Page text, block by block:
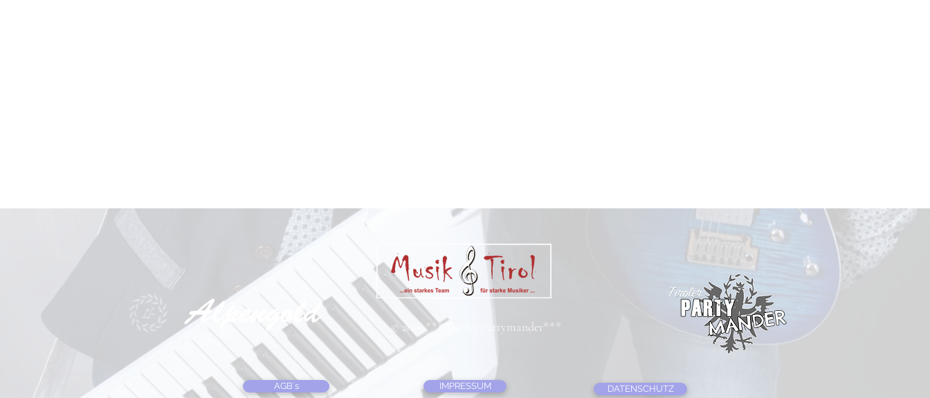
AGB´s
© 2019 ***Tiroler Partymander***
IMPRESSUM DATENSCHUTZ